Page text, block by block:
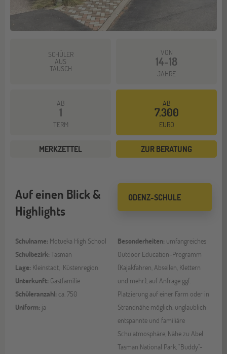
SCHÜLER
AUS
TAUSCH
VON
14-18
JAHRE
AB
1
TERM
AB
7.300
EURO
MERKZETTEL ZUR BERATUNG
ODENZ-SCHULE
Auf einen Blick &
Highlights
Schulname: Motueka High School
Schulbezirk: Tasman
Lage: Kleinstadt, Küstenregion
Unterkunft: Gastfamilie
Schüleranzahl: ca. 750
Uniform: ja
Besonderheiten: umfangreiches
Outdoor Education-Programm
(Kajakfahren, Abseilen, Klettern
und mehr), auf Anfrage ggf.
Platzierung auf einer Farm oder in
Strandnähe möglich, unglaublich
entspannte und familiäre
Schulatmosphäre, Nähe zu Abel
Tasman National Park, "Buddy"-